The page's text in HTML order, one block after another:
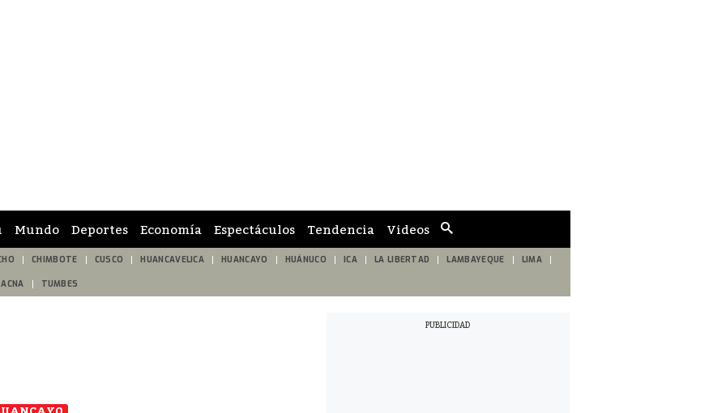
de
búsqueda
Mundo Deportes Economía Espectáculos Tendencia Videos
CHIMBOTE CUSCO HUANCAVELICA HUANCAYO HUÁNUCO ICA LA LIBERTAD LAMBAYEQUE LIMA
TUMBES